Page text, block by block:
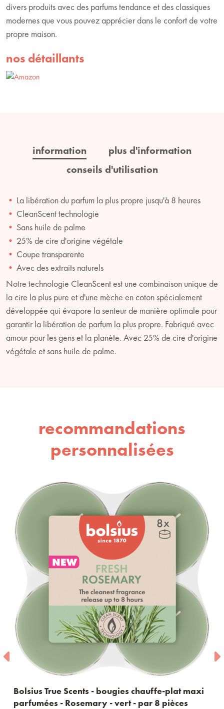
divers produits avec des parfums tendance et des classiques
modernes que vous pouvez apprécier dans le confort de votre
propre maison.
nos détaillants
information
plus d'information
conseils d'utilisation
La libération du parfum la plus propre jusqu'à 8 heures
CleanScent technologie
Sans huile de palme
25% de cire d'origine végétale
Coupe transparente
Avec des extraits naturels
Notre technologie CleanScent est une combinaison unique de
la cire la plus pure et d'une mèche en coton spécialement
développée qui évapore la senteur de manière optimale pour
garantir la libération de parfum la plus propre. Fabriqué avec
amour pour les gens et la planète. Avec 25% de cire d'origine
végétale et sans huile de palme.
recommandations
personnalisées
Scents - bougies chauffe-plat maxi
- Rosemary - vert - par 8 pièces
Bolsius
Rosemary